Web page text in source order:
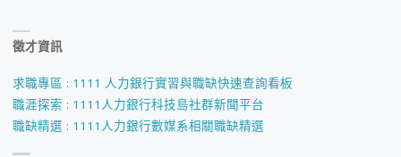
徵才資訊
求職專區 : 1111 人力銀行實習與職缺快速查詢看板
職涯探索 : 1111人力銀行科技島社群新聞平台
職缺精選 : 1111人力銀行數媒系相關職缺精選